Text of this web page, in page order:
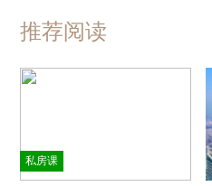
推荐阅读
私房课